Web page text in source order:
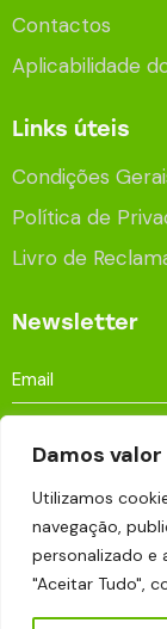
Damos
Utilizamos
navegação,
personalizado e
"Aceitar Tudo",
Contactos
Aplicabilidade
Links úteis
Condições
Política de
Livro de
Newsletter
Aceito que os
armazenados
Política de